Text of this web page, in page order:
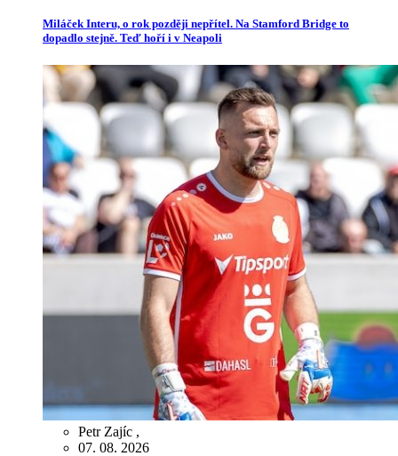
Miláček Interu, o rok později nepřítel. Na Stamford Bridge to
dopadlo stejně. Teď hoří i v Neapoli
Petr Zajíc ,
07. 08. 2026